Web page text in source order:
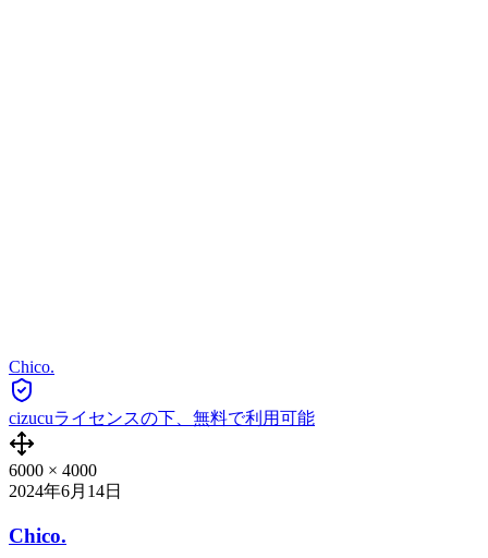
Chico.
cizucuライセンスの下、無料で利用可能
6000 × 4000
2024年6月14日
Chico.